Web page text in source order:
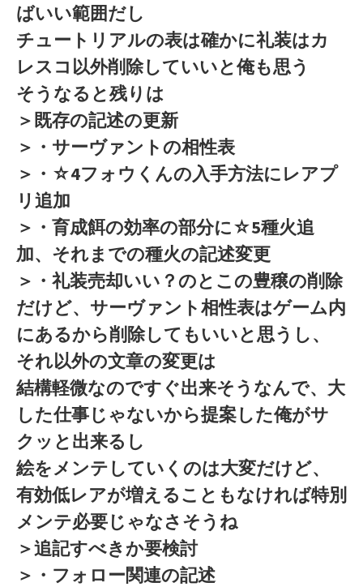
ばいい範囲だし
チュートリアルの表は確かに礼装はカ
レスコ以外削除していいと俺も思う
そうなると残りは
＞既存の記述の更新
＞・サーヴァントの相性表
＞・☆4フォウくんの入手方法にレアプ
リ追加
＞・育成餌の効率の部分に☆5種火追
加、それまでの種火の記述変更
＞・礼装売却いい？のとこの豊穣の削除
だけど、サーヴァント相性表はゲーム内
にあるから削除してもいいと思うし、
それ以外の文章の変更は
結構軽微なのですぐ出来そうなんで、大
した仕事じゃないから提案した俺がサ
クッと出来るし
絵をメンテしていくのは大変だけど、
有効低レアが増えることもなければ特別
メンテ必要じゃなさそうね
＞追記すべきか要検討
＞・フォロー関連の記述